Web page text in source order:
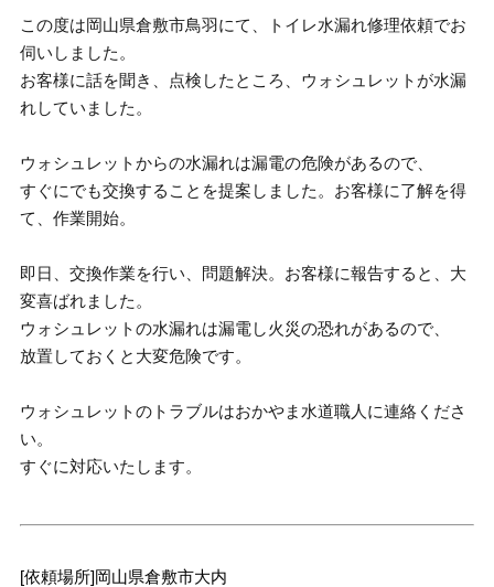
この度は岡山県倉敷市鳥羽にて、トイレ水漏れ修理依頼でお
伺いしました。
お客様に話を聞き、点検したところ、ウォシュレットが水漏
れしていました。
ウォシュレットからの水漏れは漏電の危険があるので、
すぐにでも交換することを提案しました。お客様に了解を得
て、作業開始。
即日、交換作業を行い、問題解決。お客様に報告すると、大
変喜ばれました。
ウォシュレットの水漏れは漏電し火災の恐れがあるので、
放置しておくと大変危険です。
ウォシュレットのトラブルはおかやま水道職人に連絡くださ
い。
すぐに対応いたします。
[依頼場所]岡山県倉敷市大内